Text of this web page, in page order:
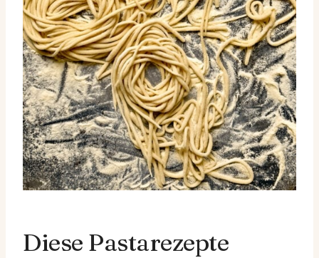
Diese Pastarezepte